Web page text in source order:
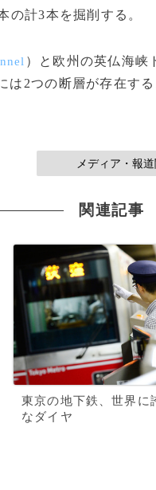
の計3本を掘削する。
）と欧州の英仏海峡
は2つの断層が存在す
メディア・報
関連記事
東京の地下鉄、世界に
なダイヤ